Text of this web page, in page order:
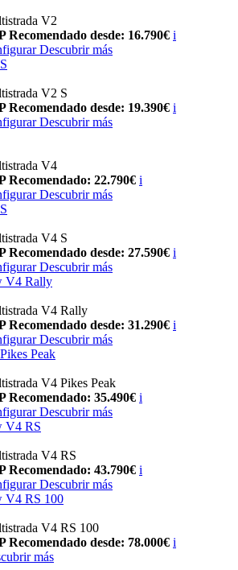
V2
Recomendado desde: 16.790€ i
Descubrir más
V2 S
Recomendado desde: 19.390€ i
Descubrir más
V4
Recomendado: 22.790€ i
Descubrir más
V4 S
Recomendado desde: 27.590€ i
Descubrir más
V4 Rally
V4 Rally
Recomendado desde: 31.290€ i
Descubrir más
Peak
V4 Pikes Peak
Recomendado: 35.490€ i
Descubrir más
V4 RS
V4 RS
Recomendado: 43.790€ i
Descubrir más
V4 RS 100
V4 RS 100
Recomendado desde: 78.000€ i
más